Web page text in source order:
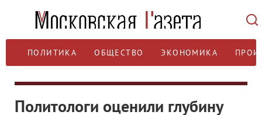
ПОЛИТИКА ОБЩЕСТВО ЭКОНОМИКА
Политологи оценили глубину